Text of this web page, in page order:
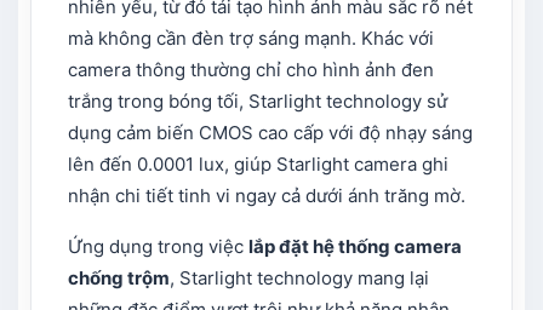
nhiên yếu, từ đó tái tạo hình ảnh màu sắc rõ nét
mà không cần đèn trợ sáng mạnh. Khác với
camera thông thường chỉ cho hình ảnh đen
trắng trong bóng tối, Starlight technology sử
dụng cảm biến CMOS cao cấp với độ nhạy sáng
lên đến 0.0001 lux, giúp Starlight camera ghi
nhận chi tiết tinh vi ngay cả dưới ánh trăng mờ.
Ứng dụng trong việc lắp đặt hệ thống camera
chống trộm, Starlight technology mang lại